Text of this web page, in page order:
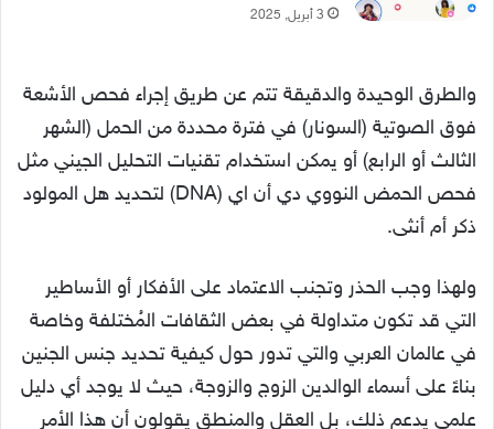
3 أبريل, 2025
والطرق الوحيدة والدقيقة تتم عن طريق إجراء فحص الأشعة
فوق الصوتية (السونار) في فترة محددة من الحمل (الشهر
الثالث أو الرابع) أو يمكن استخدام تقنيات التحليل الجيني مثل
فحص الحمض النووي دي أن اي (DNA) لتحديد هل المولود
ذكر أم أنثى.
ولهذا وجب الحذر وتجنب الاعتماد على الأفكار أو الأساطير
التي قد تكون متداولة في بعض الثقافات المُختلفة وخاصة
في عالمان العربي والتي تدور حول كيفية تحديد جنس الجنين
بناءً على أسماء الوالدين الزوج والزوجة، حيث لا يوجد أي دليل
علمي يدعم ذلك، بل العقل والمنطق يقولون أن هذا الأمر